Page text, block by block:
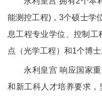
能测控工程)，3个硕士学
息工程专业学位、控制工
点（光学工程）和1个博士
永利皇宫 响应国家
和新工科人才培养要求，